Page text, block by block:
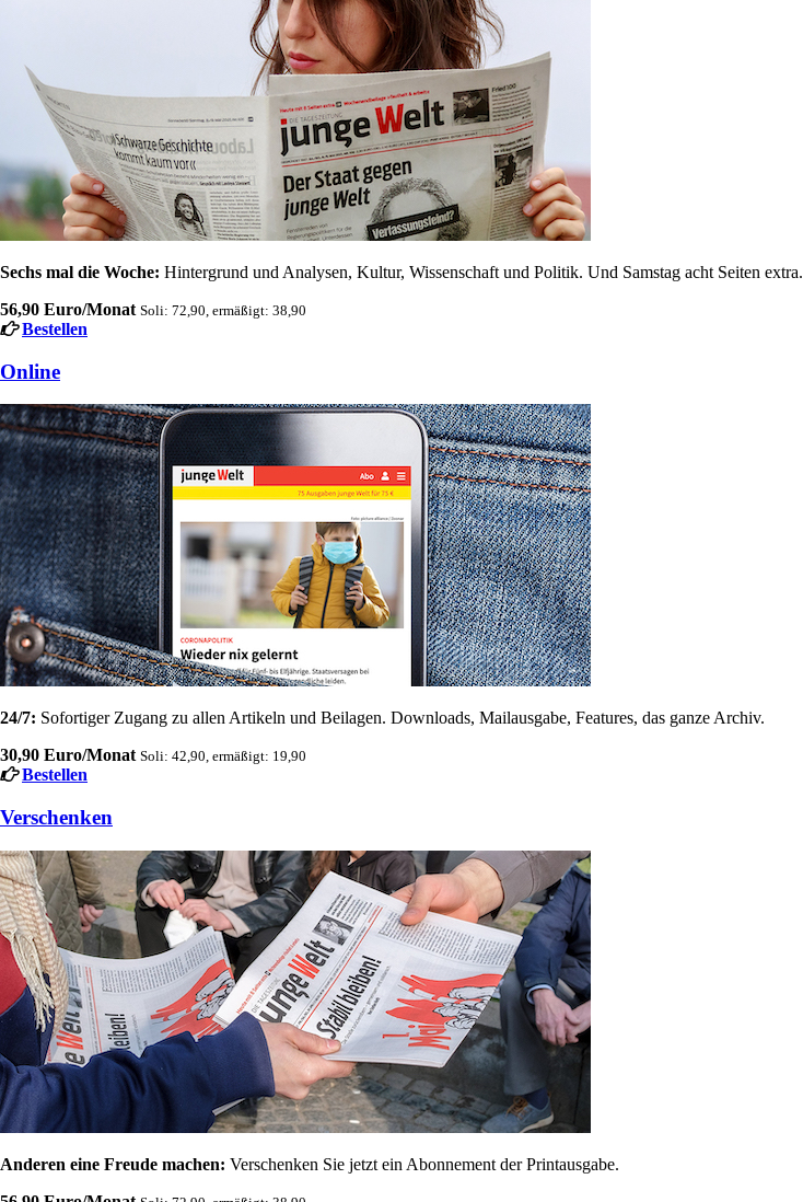
Sechs mal die Woche: Hintergrund und Analysen, Kultur, Wissenschaft und Politik. Und Samstag acht Seiten extra.
56,90 Euro/Monat Soli: 72,90, ermäßigt: 38,90
Bestellen
Online
24/7: Sofortiger Zugang zu allen Artikeln und Beilagen. Downloads, Mailausgabe, Features, das ganze Archiv.
30,90 Euro/Monat Soli: 42,90, ermäßigt: 19,90
Bestellen
Verschenken
Anderen eine Freude machen: Verschenken Sie jetzt ein Abonnement der Printausgabe.